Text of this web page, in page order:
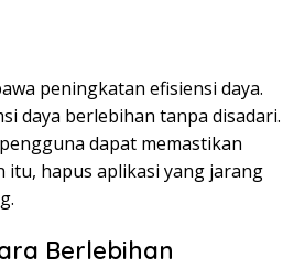
peningkatan efisiensi daya.
daya berlebihan tanpa disadari.
dapat memastikan
itu, hapus aplikasi yang jarang
Berlebihan